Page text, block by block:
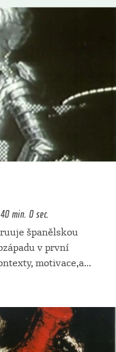
min. 0 sec.
španělskou
v první
motivace,a...